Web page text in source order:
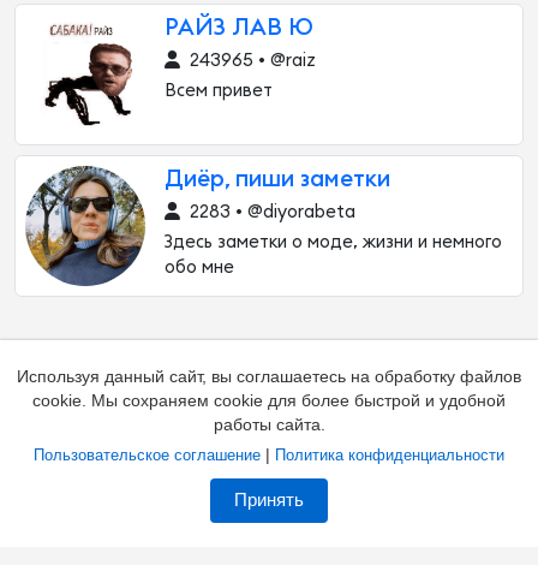
РАЙЗ ЛАВ Ю
243965 • @raiz
Всем привет
Диёр, пиши заметки
2283 • @diyorabeta
Здесь заметки о моде, жизни и немного
обо мне
Контакты
Используя данный сайт, вы соглашаетесь на обработку файлов
cookie. Мы сохраняем cookie для более быстрой и удобной
работы сайта.
Пользовательское соглашение | Политика конфиденциальности
Принять